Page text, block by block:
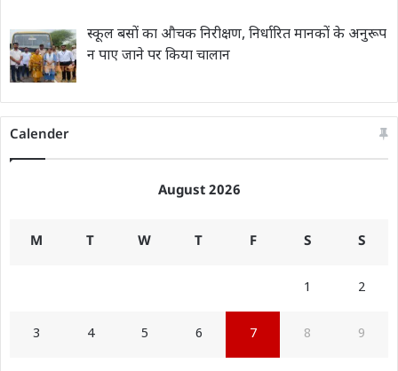
स्कूल बसों का औचक निरीक्षण, निर्धारित मानकों के अनुरूप
न पाए जाने पर किया चालान
Calender
August 2026
M T W T F S S
1 2
3 4 5 6 7 8 9